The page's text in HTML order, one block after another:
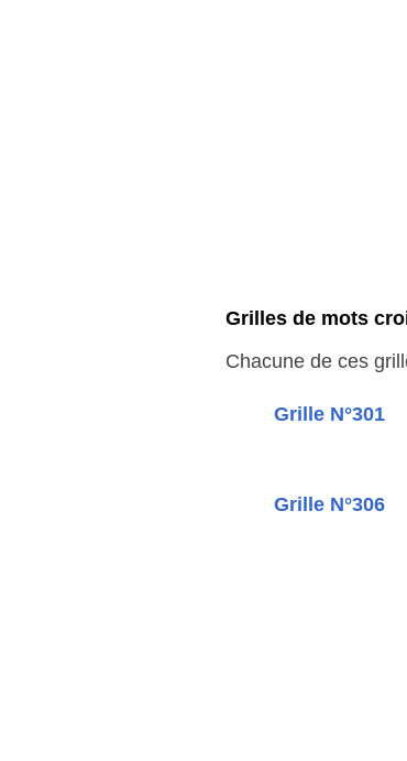
Grilles de mots
Chacune de ces
Grille N°301
Grille N°306